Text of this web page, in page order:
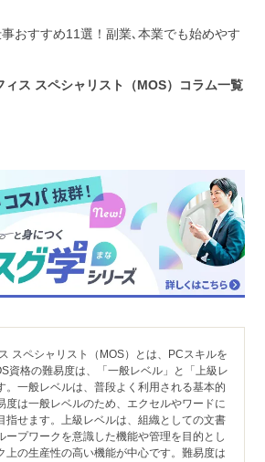
おすすめ11選！副業､本業でも始めやす
ィス スペシャリスト（MOS）コラム一覧
スペシャリスト（MOS）とは、PCスキルを
資格の難易度は、「一般レベル」と「上級レ
。一般レベルは、普段よく利用される基本的
度は一般レベルのため、エクセルやワードに
指せます。上級レベルは、組織としての文書
ープワークを意識した機能や管理を目的とし
上の生産性の高い機能が中心です。難易度は